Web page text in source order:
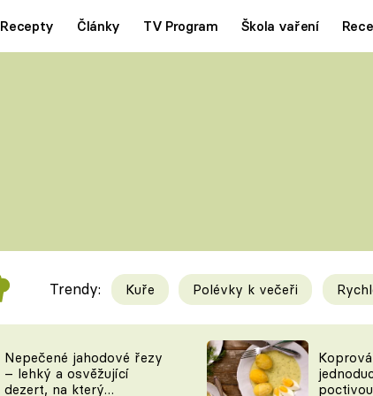
Recepty Články TV Program Škola vaření
Videorecepty
TEĎ VAŘÍ ŠÉF!
Tipy a triky
KAM ZA JÍDLEM
Trendy: Kuře Polévky k večeři
Nepečené jahodové řezy
– lehký a osvěžující
dezert, na který